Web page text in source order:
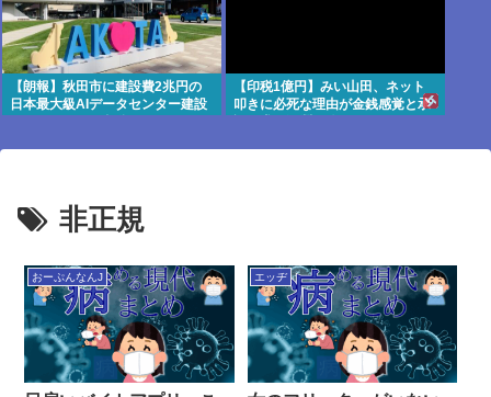
【朗報】秋田市に建設費2兆円の
日本最大級AIデータセンター建設
【印税1億円】みい山田、ネット
叩きに必死な理由が金銭感覚と承
非正規
おーぷんなんJ エッヂ